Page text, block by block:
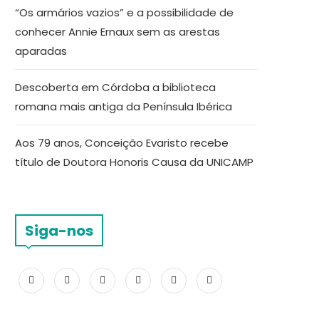
“Os armários vazios” e a possibilidade de
conhecer Annie Ernaux sem as arestas
aparadas
Descoberta em Córdoba a biblioteca
romana mais antiga da Península Ibérica
Aos 79 anos, Conceição Evaristo recebe
título de Doutora Honoris Causa da UNICAMP
Siga-nos